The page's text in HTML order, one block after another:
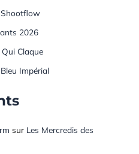
Shootflow
2026
Claque
Impérial
sur Les Mercredis des